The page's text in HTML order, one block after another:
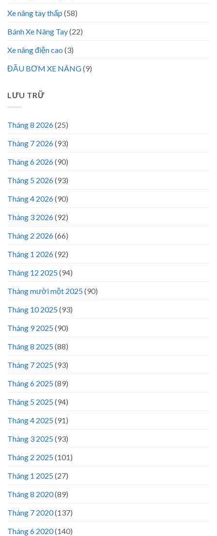
Xe nâng tay thấp (58)
Bánh Xe Nâng Tay(22)
Xe nâng điện cao (3)
ĐẦU BƠM XE NÂNG(9)
LƯU TRỮ
Tháng 8 2026(25)
Tháng 7 2026(93)
Tháng 6 2026(90)
Tháng 5 2026(93)
Tháng 4 2026(90)
Tháng 3 2026(92)
Tháng 2 2026(66)
Tháng 1 2026(92)
Tháng 12 2025(94)
Tháng mười một 2025(90)
Tháng 10 2025(93)
Tháng 9 2025(90)
Tháng 8 2025(88)
Tháng 7 2025(93)
Tháng 6 2025(89)
Tháng 5 2025(94)
Tháng 4 2025(91)
Tháng 3 2025(93)
Tháng 2 2025(101)
Tháng 1 2025(27)
Tháng 8 2020(89)
Tháng 7 2020(137)
Tháng 6 2020(140)